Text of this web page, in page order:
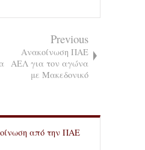
Previous
Ανακοίνωση ΠΑΕ
ΑΕΛ για τον αγώνα
με Μακεδονικό
από την ΠΑΕ